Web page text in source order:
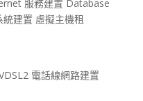
服務建置 Database
建置 虛擬主機租
電話線網路建置